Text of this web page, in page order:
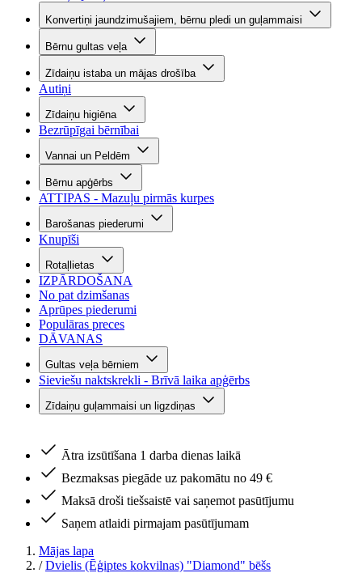
Konvertiņi jaundzimušajiem, bērnu pledi un guļammaisi
Bērnu gultas veļa
Zīdaiņu istaba un mājas drošība
Autiņi
Zīdaiņu higiēna
Bezrūpīgai bērnībai
Vannai un Peldēm
Bērnu apģērbs
ATTIPAS - Mazuļu pirmās kurpes
Barošanas piederumi
Knupīši
Rotaļlietas
IZPĀRDOŠANA
No pat dzimšanas
Aprūpes piederumi
Populāras preces
DĀVANAS
Gultas veļa bērniem
Sieviešu naktskrekli - Brīvā laika apģērbs
Zīdaiņu guļammaisi un ligzdiņas
Ātra izsūtīšana 1 darba dienas laikā
Bezmaksas piegāde uz pakomātu no 49 €
Maksā droši tiešsaistē vai saņemot pasūtījumu
Saņem atlaidi pirmajam pasūtījumam
Mājas lapa
/ Dvielis (Ēģiptes kokvilnas) "Diamond" bēšs